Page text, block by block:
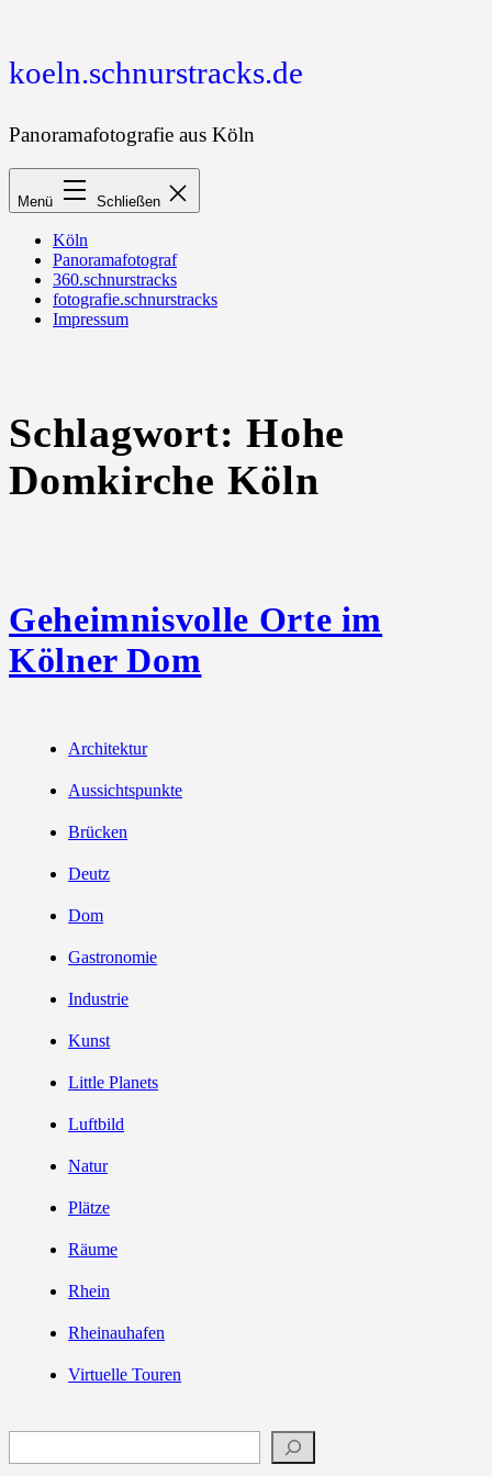
koeln.schnurstracks.de
Panoramafotografie aus Köln
Menü Schließen
Köln
Panoramafotograf
360.schnurstracks
fotografie.schnurstracks
Impressum
Schlagwort:Hohe
Domkirche Köln
Geheimnisvolle Orte im
Kölner Dom
Architektur
Aussichtspunkte
Brücken
Deutz
Dom
Gastronomie
Industrie
Kunst
Little Planets
Luftbild
Natur
Plätze
Räume
Rhein
Rheinauhafen
Virtuelle Touren